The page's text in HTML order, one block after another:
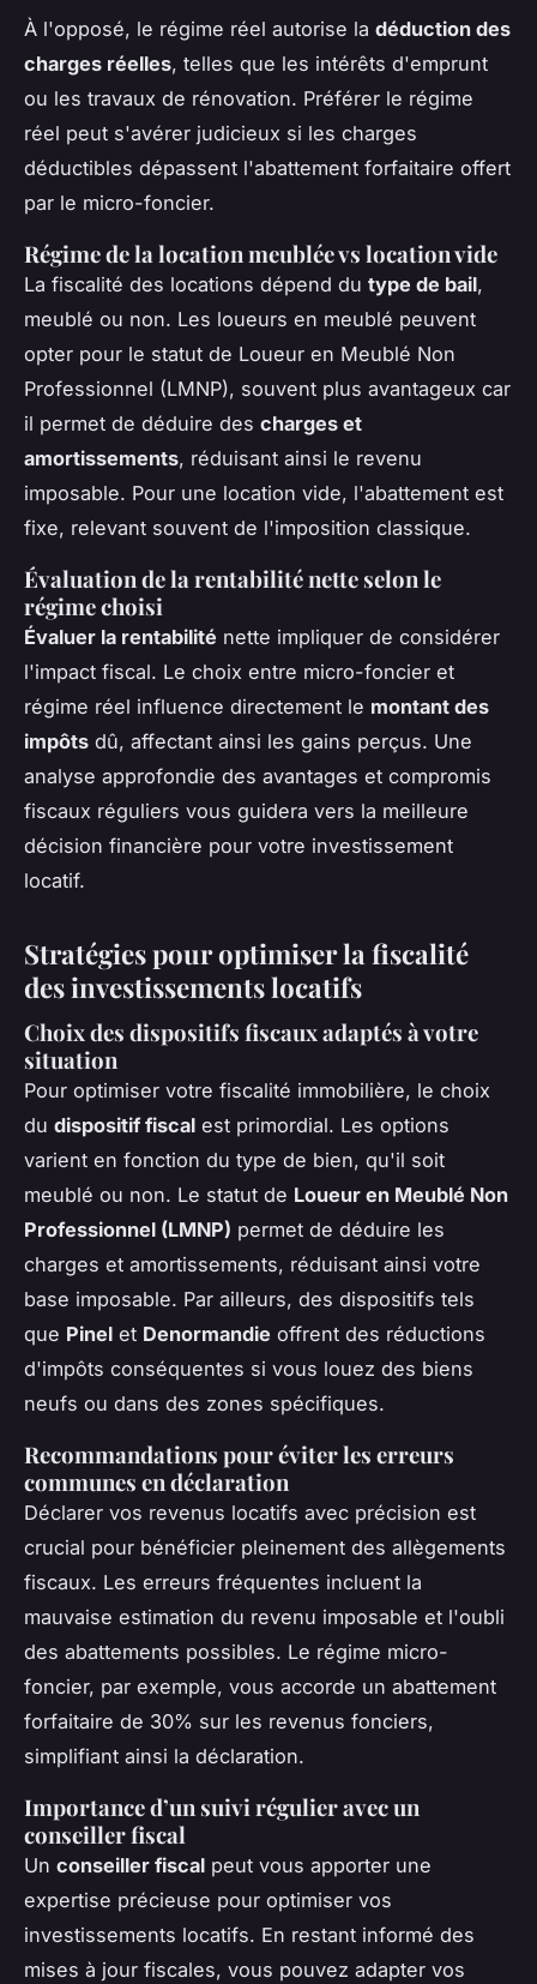
À l'opposé, le régime réel autorise la déduction des
charges réelles, telles que les intérêts d'emprunt
ou les travaux de rénovation. Préférer le régime
réel peut s'avérer judicieux si les charges
déductibles dépassent l'abattement forfaitaire offert
par le micro-foncier.
Régime de la location meublée vs location vide
La fiscalité des locations dépend du type de bail,
meublé ou non. Les loueurs en meublé peuvent
opter pour le statut de Loueur en Meublé Non
Professionnel (LMNP), souvent plus avantageux car
il permet de déduire des charges et
amortissements, réduisant ainsi le revenu
imposable. Pour une location vide, l'abattement est
fixe, relevant souvent de l'imposition classique.
Évaluation de la rentabilité nette selon le
régime choisi
Évaluer la rentabilité nette impliquer de considérer
l'impact fiscal. Le choix entre micro-foncier et
régime réel influence directement le montant des
impôts dû, affectant ainsi les gains perçus. Une
analyse approfondie des avantages et compromis
fiscaux réguliers vous guidera vers la meilleure
décision financière pour votre investissement
locatif.
Stratégies pour optimiser la fiscalité
des investissements locatifs
Choix des dispositifs fiscaux adaptés à votre
situation
Pour optimiser votre fiscalité immobilière, le choix
du dispositif fiscal est primordial. Les options
varient en fonction du type de bien, qu'il soit
meublé ou non. Le statut de Loueur en Meublé Non
Professionnel (LMNP) permet de déduire les
charges et amortissements, réduisant ainsi votre
base imposable. Par ailleurs, des dispositifs tels
que Pinel et Denormandie offrent des réductions
d'impôts conséquentes si vous louez des biens
neufs ou dans des zones spécifiques.
Recommandations pour éviter les erreurs
communes en déclaration
Déclarer vos revenus locatifs avec précision est
crucial pour bénéficier pleinement des allègements
fiscaux. Les erreurs fréquentes incluent la
mauvaise estimation du revenu imposable et l'oubli
des abattements possibles. Le régime micro-
foncier, par exemple, vous accorde un abattement
forfaitaire de 30% sur les revenus fonciers,
simplifiant ainsi la déclaration.
Importance d’un suivi régulier avec un
conseiller fiscal
Un conseiller fiscal peut vous apporter une
expertise précieuse pour optimiser vos
investissements locatifs. En restant informé des
mises à jour fiscales, vous pouvez adapter vos